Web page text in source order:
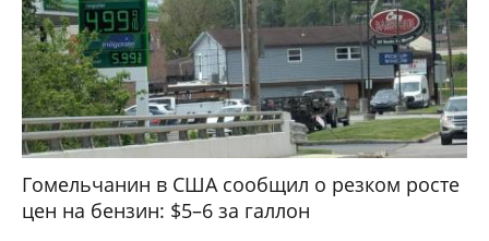
Гомельчанин в США сообщил о резком росте
цен на бензин: $5–6 за галлон